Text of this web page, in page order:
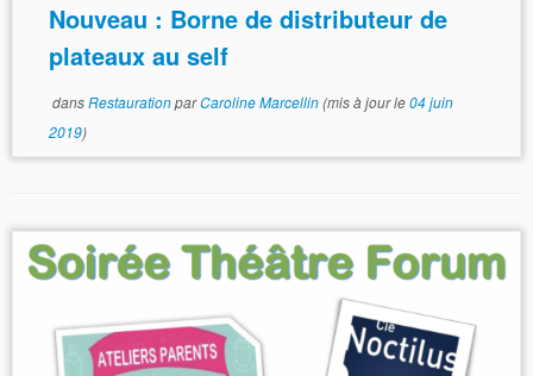
Nouveau : Borne de distributeur de
plateaux au self
dansRestaurationparCaroline Marcellin(mis à jour le04 juin
2019)